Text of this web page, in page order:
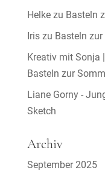
Helkezu Basteln
Iriszu Basteln
Kreativ mit Sonja
Basteln zur
Liane Gorny -
Sketch
Archiv
September 2025